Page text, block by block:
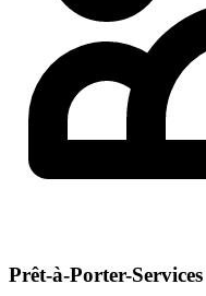
Prêt-à-Porter-Services